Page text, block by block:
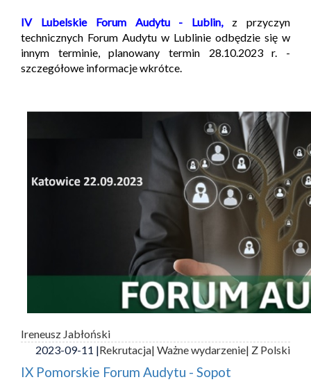
IV Lubelskie Forum Audytu - Lublin,
z przyczyn
technicznych Forum Audytu w Lublinie odbędzie się w
innym terminie, planowany termin 28.10.2023 r. -
szczegółowe informacje wkrótce.
Ireneusz Jabłoński
2023-09-11 |Rekrutacja| Ważne wydarzenie| Z Polski
IX Pomorskie Forum Audytu - Sopot